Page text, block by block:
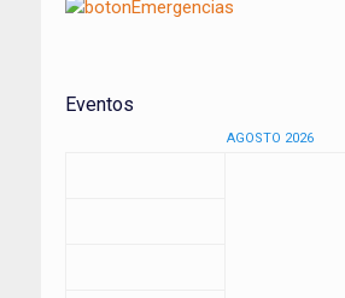
Eventos
AGOSTO 2026